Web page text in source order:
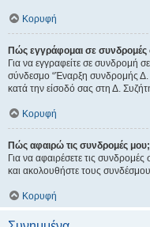
Κορυφή
Πώς εγγράφομαι σε συνδρομές
Για να εγγραφείτε σε συνδρομή
σύνδεσμο “Έναρξη συνδρομής Δ.
κατά την είσοδό σας στη Δ.
Κορυφή
Πώς αφαιρώ τις συνδρομές μου;
Για να αφαιρέσετε τις
και ακολουθήστε τους
Κορυφή